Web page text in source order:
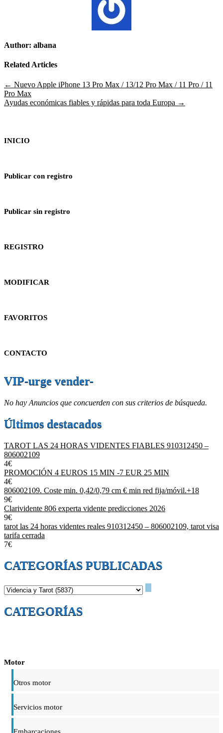
Author: albana
Related Articles
Navegación
de
← Nuevo Apple iPhone 13 Pro Max / 13/12 Pro Max / 11 Pro / 11
Pro Max
Ayudas económicas fiables y rápidas para toda Europa →
INICIO
Publicar con registro
Publicar sin registro
REGISTRO
MODIFICAR
FAVORITOS
CONTACTO
VIP-urge vender-
No hay Anuncios que concuerden con sus criterios de búsqueda.
Últimos destacados
TAROT LAS 24 HORAS VIDENTES FIABLES 910312450 –
806002109
4€
PROMOCIÓN 4 EUROS 15 MIN -7 EUR 25 MIN
4€
806002109. Coste min. 0,42/0,79 cm € min red fija/móvil.+18
9€
Clarividente 806 experta vidente predicciones 2026
9€
tarot las 24 horas videntes reales 910312450 – 806002109, tarot visa
tarifa cerrada
7€
CATEGORÍAS PUBLICADAS
CATEGORÍAS
Motor
Otros motor
Servicios motor
Embarcaciones